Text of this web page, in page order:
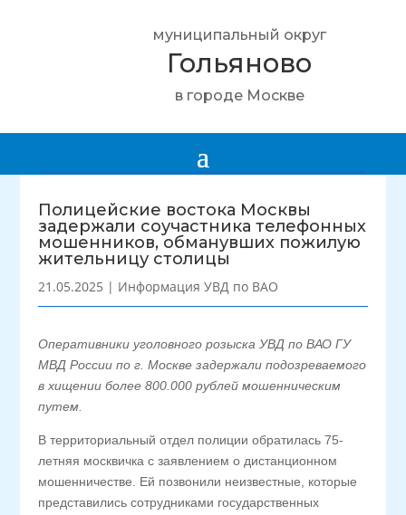
муниципальный округ
Гольяново
в городе Москве
Полицейские востока Москвы
задержали соучастника телефонных
мошенников, обманувших пожилую
жительницу столицы
21.05.2025 | Информация УВД по ВАО
Оперативники уголовного розыска УВД по ВАО ГУ
МВД России по г. Москве задержали подозреваемого
в хищении более 800.000 рублей мошенническим
путем.
В территориальный отдел полиции обратилась 75-
летняя москвичка с заявлением о дистанционном
мошенничестве. Ей позвонили неизвестные, которые
представились сотрудниками государственных